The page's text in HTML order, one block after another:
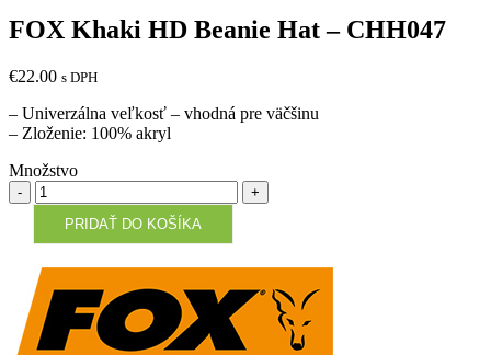
FOX Khaki HD Beanie Hat – CHH047
€22.00 s DPH
– Univerzálna veľkosť – vhodná pre väčšinu
– Zloženie: 100% akryl
Množstvo
Množstvo
PRIDAŤ DO KOŠÍKA